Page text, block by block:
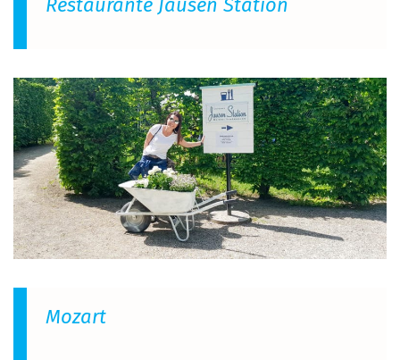
Restaurante Jausen Station
Mozart